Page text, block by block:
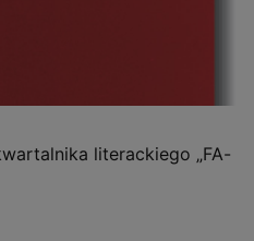
literackiego „FA-